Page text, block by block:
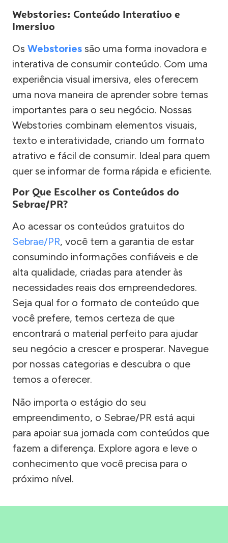
Webstories: Conteúdo Interativo e
Imersivo
Os Webstories são uma forma inovadora e
interativa de consumir conteúdo. Com uma
experiência visual imersiva, eles oferecem
uma nova maneira de aprender sobre temas
importantes para o seu negócio. Nossas
Webstories combinam elementos visuais,
texto e interatividade, criando um formato
atrativo e fácil de consumir. Ideal para quem
quer se informar de forma rápida e eficiente.
Por Que Escolher os Conteúdos do
Sebrae/PR?
Ao acessar os conteúdos gratuitos do
Sebrae/PR, você tem a garantia de estar
consumindo informações confiáveis e de
alta qualidade, criadas para atender às
necessidades reais dos empreendedores.
Seja qual for o formato de conteúdo que
você prefere, temos certeza de que
encontrará o material perfeito para ajudar
seu negócio a crescer e prosperar. Navegue
por nossas categorias e descubra o que
temos a oferecer.
Não importa o estágio do seu
empreendimento, o Sebrae/PR está aqui
para apoiar sua jornada com conteúdos que
fazem a diferença. Explore agora e leve o
conhecimento que você precisa para o
próximo nível.